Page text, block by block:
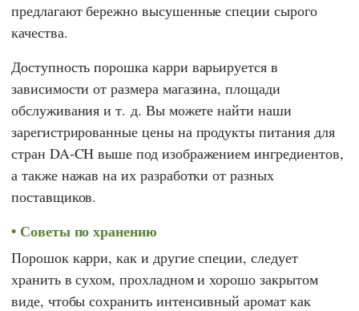
предлагают бережно высушенные специи сырого
качества.
Доступность порошка карри варьируется в
зависимости от размера магазина, площади
обслуживания и т. д. Вы можете найти наши
зарегистрированные цены на продукты питания для
стран DA-CH выше под изображением ингредиентов,
а также нажав на их разработки от разных
поставщиков.
Советы по хранению
Порошок карри, как и другие специи, следует
хранить в сухом, прохладном и хорошо закрытом
виде, чтобы сохранить интенсивный аромат как